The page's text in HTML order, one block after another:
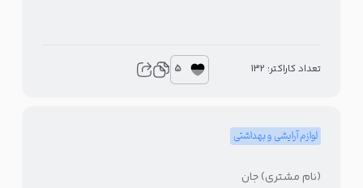
تعداد کاراکتر: 132 5
لوازم آرایشی و بهداشتی
(نام مشتری) جان